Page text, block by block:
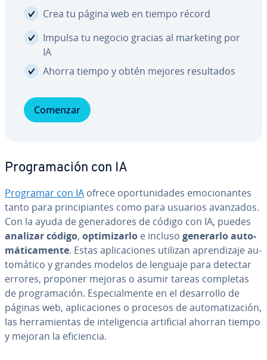
Crea tu página web en tiempo récord
Impulsa tu negocio gracias al marketing por
IA
Ahorra tiempo y obtén mejores re­su­l­ta­dos
Comenzar
Pro­gra­ma­ción con IA
Programar con IA ofrece opo­r­tu­ni­da­des emo­cio­na­n­tes
tanto para pri­n­ci­pia­n­tes como para usuarios avanzados.
Con la ayuda de ge­ne­ra­do­res de código con IA, puedes
analizar código, op­ti­mi­zar­lo e incluso generarlo au­to­
má­ti­ca­me­n­te. Estas apli­ca­cio­nes utilizan apre­n­di­za­je au­
to­má­ti­co y grandes modelos de lenguaje para detectar
errores, proponer mejoras o asumir tareas completas
de pro­gra­ma­ción. Es­pe­cia­l­me­n­te en el de­sa­rro­llo de
páginas web, apli­ca­cio­nes o procesos de au­to­ma­ti­za­ción,
las he­rra­mie­n­tas de in­te­li­ge­n­cia ar­ti­fi­cial ahorran tiempo
y mejoran la efi­cie­n­cia.